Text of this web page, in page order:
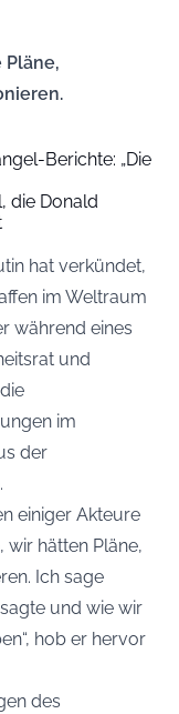
Pläne,
Berichte: „Die
die Donald
hat verkündet,
im Weltraum
während eines
und
im
der
einiger Akteure
wir hätten Pläne,
Ich sage
sagte und wie wir
hob er hervor
des